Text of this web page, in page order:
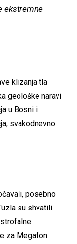
ekstremne
klizanja tla
geološke naravi
u Bosni i
svakodnevno
posebno
su shvatili
za Megafon